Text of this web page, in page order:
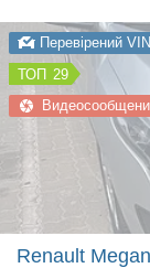
Перевірений
29
Renault